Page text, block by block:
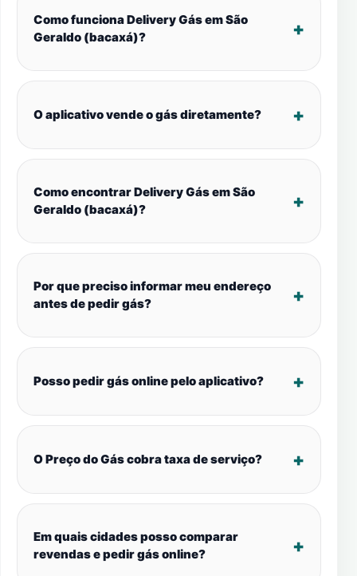
Como funciona Delivery Gás em São
Geraldo (bacaxá)?
O aplicativo vende o gás diretamente?
Como encontrar Delivery Gás em São
Geraldo (bacaxá)?
Por que preciso informar meu endereço
antes de pedir gás?
Posso pedir gás online pelo aplicativo?
O Preço do Gás cobra taxa de serviço?
Em quais cidades posso comparar
revendas e pedir gás online?